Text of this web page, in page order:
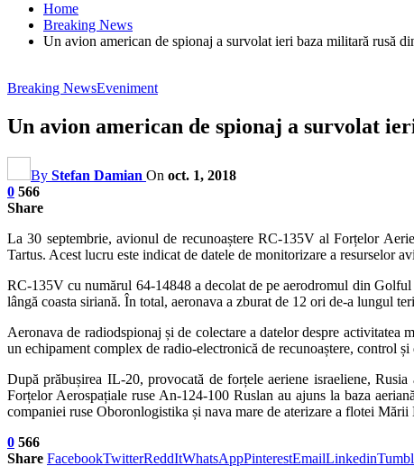
Home
Breaking News
Un avion american de spionaj a survolat ieri baza militară rusă
Breaking NewsEveniment
Un avion american de spionaj a survolat
By Stefan Damian On oct. 1, 2018
0 566
Share
La 30 septembrie, avionul de recunoaștere RC-135V al Forțelor
Tartus. Acest lucru este indicat de datele de monitorizare a resurselor
RC-135V cu numărul 64-14848 a decolat de pe aerodromul din Golful
lângă coasta siriană. În total, aeronava a zburat de 12 ori de-a lungul
Aeronava de radiodspionaj și de colectare a datelor despre
un echipament complex de radio-electronică de recunoaștere, control
După prăbușirea IL-20, provocată de forțele aeriene israeliene,
Forțelor Aerospațiale ruse An-124-100 Ruslan au ajuns la baza
companiei ruse Oboronlogistika și nava mare de aterizare a flotei
0 566
Share FacebookTwitterReddItWhatsAppPinterestEmailLinkedin